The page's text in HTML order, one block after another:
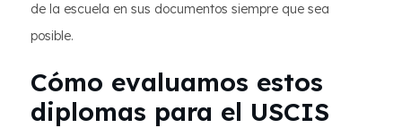
de la escuela en sus documentos siempre que sea
posible.
Cómo evaluamos estos
diplomas para el USCIS